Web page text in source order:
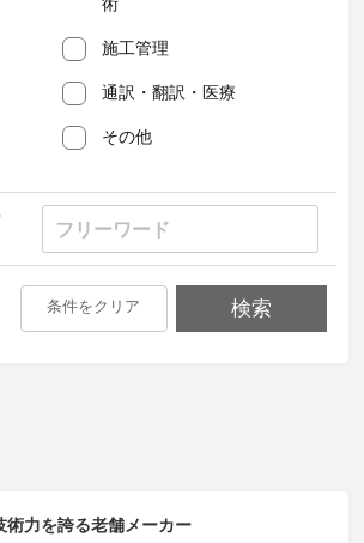
施工管理
通訳・翻訳・医療
その他
条件をクリア 検索
術力を誇る老舗メーカー